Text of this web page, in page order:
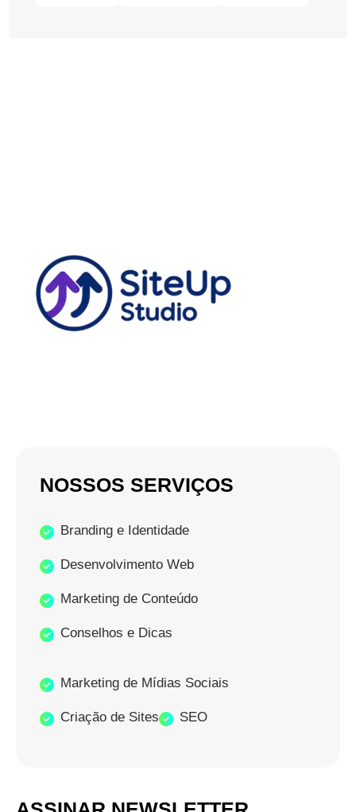
NOSSOS SERVIÇOS
Branding e Identidade
Desenvolvimento Web
Marketing de Conteúdo
Conselhos e Dicas
Marketing de Mídias Sociais
Criação de Sites SEO